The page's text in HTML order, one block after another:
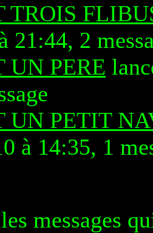
TROIS
21:44, 2
UN PERE
UN PETIT
à 14:35, 1
messages